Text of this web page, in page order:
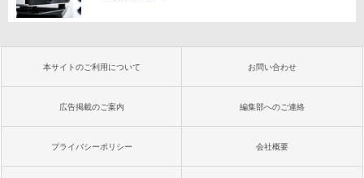
本サイトのご利用について お問い合わせ
広告掲載のご案内 編集部へのご連絡
プライバシーポリシー 会社概要